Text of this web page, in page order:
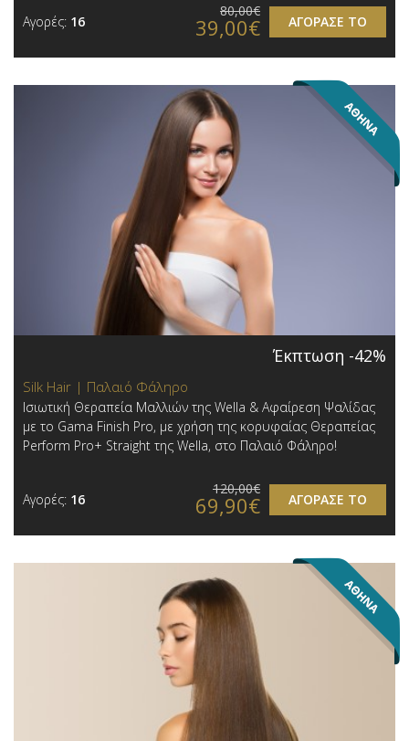
Αγορές: 16 ΑΓΟΡΑΣΕ ΤΟ
80,00€
39,00€
Έκπτωση -42%
Silk Hair | Παλαιό Φάληρο
Iσιωτική Θεραπεία Μαλλιών της Wella & Αφαίρεση Ψαλίδας
με το Gama Finish Pro, με χρήση της κορυφαίας Θεραπείας
Perform Pro+ Straight της Wella, στο Παλαιό Φάληρο!
Αγορές: 16 ΑΓΟΡΑΣΕ ΤΟ
120,00€
69,90€